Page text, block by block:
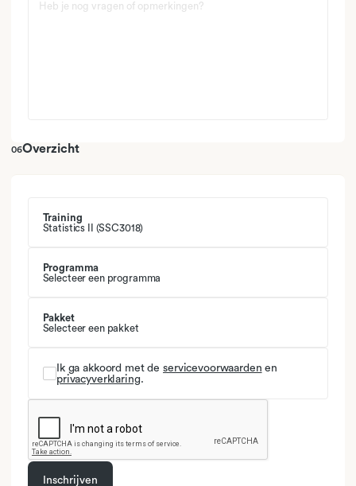
06Overzicht
Training
Statistics II (SSC3018)
Programma
Selecteer een programma
Pakket
Selecteer een pakket
Ik ga akkoord met deservicevoorwaarden en
privacyverklaring.